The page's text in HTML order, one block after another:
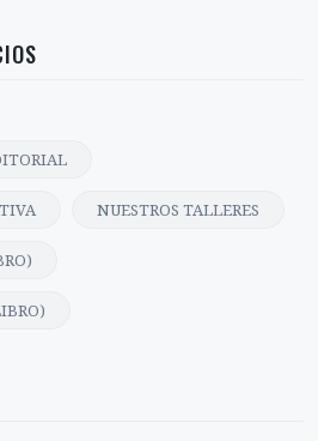
NUESTROS TALLERES